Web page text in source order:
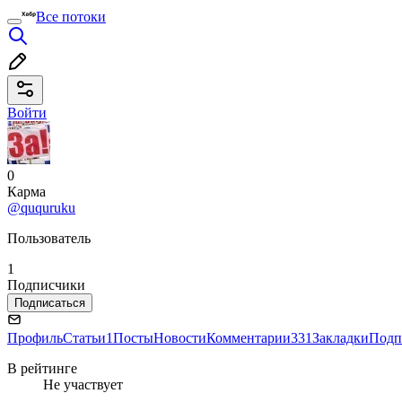
Все потоки
Войти
0
Карма
@ququruku
Пользователь
1
Подписчики
Подписаться
ПрофильСтатьи1ПостыНовостиКомментарии331Закладки
В рейтинге
Не участвует